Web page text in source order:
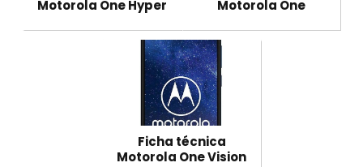
Motorola One Hyper
Motorola One
Ficha técnica
Motorola One Vision